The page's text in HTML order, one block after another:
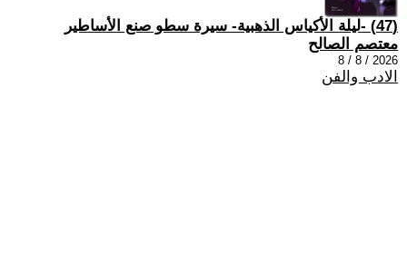
(47) -ليلة الأكياس الذهبية- سيرة سطو صنع الأساطير
معتصم الصالح
2026 / 8 / 8
الادب والفن